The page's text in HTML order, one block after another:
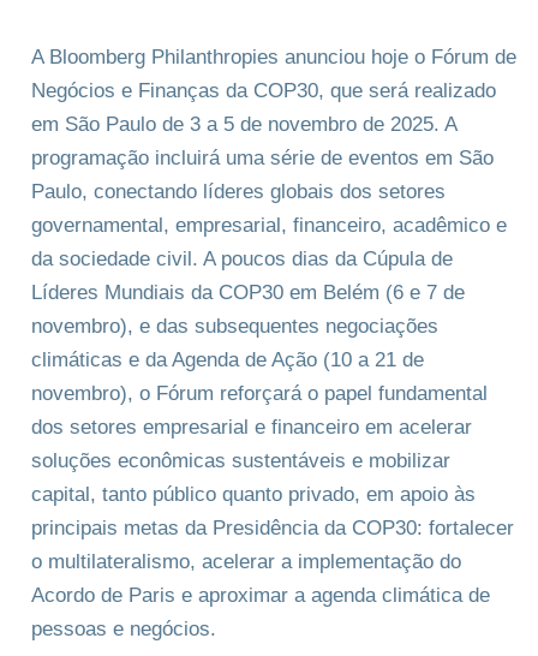
A Bloomberg Philanthropies anunciou hoje o Fórum de
Negócios e Finanças da COP30, que será realizado
em São Paulo de 3 a 5 de novembro de 2025. A
programação incluirá uma série de eventos em São
Paulo, conectando líderes globais dos setores
governamental, empresarial, financeiro, acadêmico e
da sociedade civil. A poucos dias da Cúpula de
Líderes Mundiais da COP30 em Belém (6 e 7 de
novembro), e das subsequentes negociações
climáticas e da Agenda de Ação (10 a 21 de
novembro), o Fórum reforçará o papel fundamental
dos setores empresarial e financeiro em acelerar
soluções econômicas sustentáveis e mobilizar
capital, tanto público quanto privado, em apoio às
principais metas da Presidência da COP30: fortalecer
o multilateralismo, acelerar a implementação do
Acordo de Paris e aproximar a agenda climática de
pessoas e negócios.